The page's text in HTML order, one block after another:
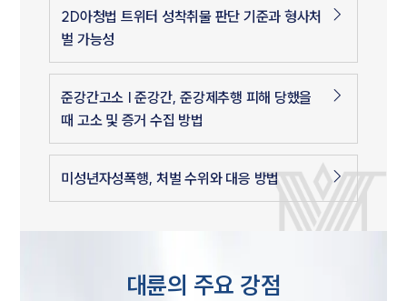
2D아청법 트위터 성착취물 판단 기준과 형사처
벌 가능성
준강간고소 | 준강간, 준강제추행 피해 당했을
때 고소 및 증거 수집 방법
미성년자성폭행, 처벌 수위와 대응 방법
대륜의 주요 강점